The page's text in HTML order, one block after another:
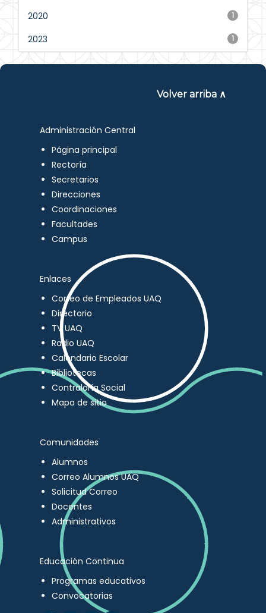
1
2020
1
2023
Volver arriba ∧
Administración Central
Página principal
Rectoría
Secretarios
Direcciones
Coordinaciones
Facultades
Campus
Enlaces
Correo de Empleados UAQ
Directorio
TV UAQ
Radio UAQ
Calendario Escolar
Bibliotecas
Contraloría Social
Mapa de sitio
Comunidades
Alumnos
Correo Alumnos UAQ
Solicitud Correo
Docentes
Administrativos
Educación Continua
Programas educativos
Convocatorias